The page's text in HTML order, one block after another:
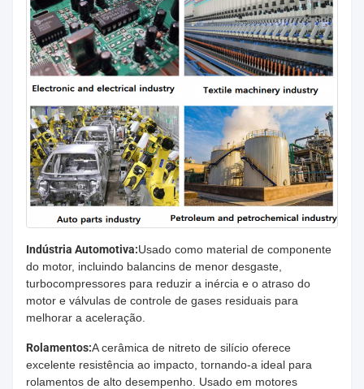
Indústria Automotiva:Usado como material de componente
do motor, incluindo balancins de menor desgaste,
turbocompressores para reduzir a inércia e o atraso do
motor e válvulas de controle de gases residuais para
melhorar a aceleração.
Rolamentos:A cerâmica de nitreto de silício oferece
excelente resistência ao impacto, tornando-a ideal para
rolamentos de alto desempenho. Usado em motores